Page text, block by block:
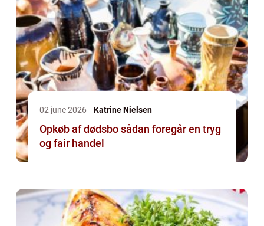
02 june 2026 Katrine Nielsen
Opkøb af dødsbo sådan foregår en tryg
og fair handel